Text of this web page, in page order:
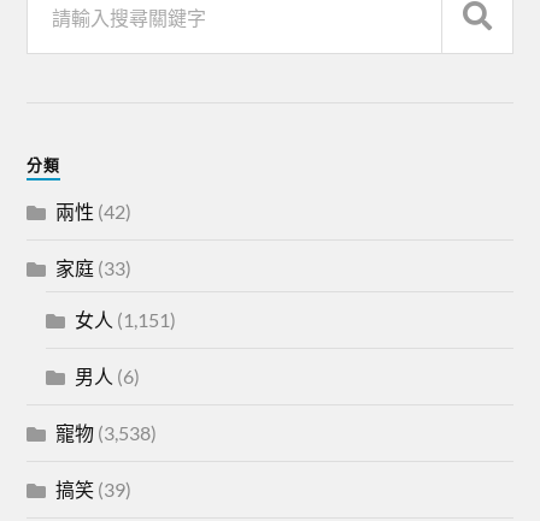
分類
兩性 (42)
家庭 (33)
女人 (1,151)
男人 (6)
寵物 (3,538)
搞笑 (39)